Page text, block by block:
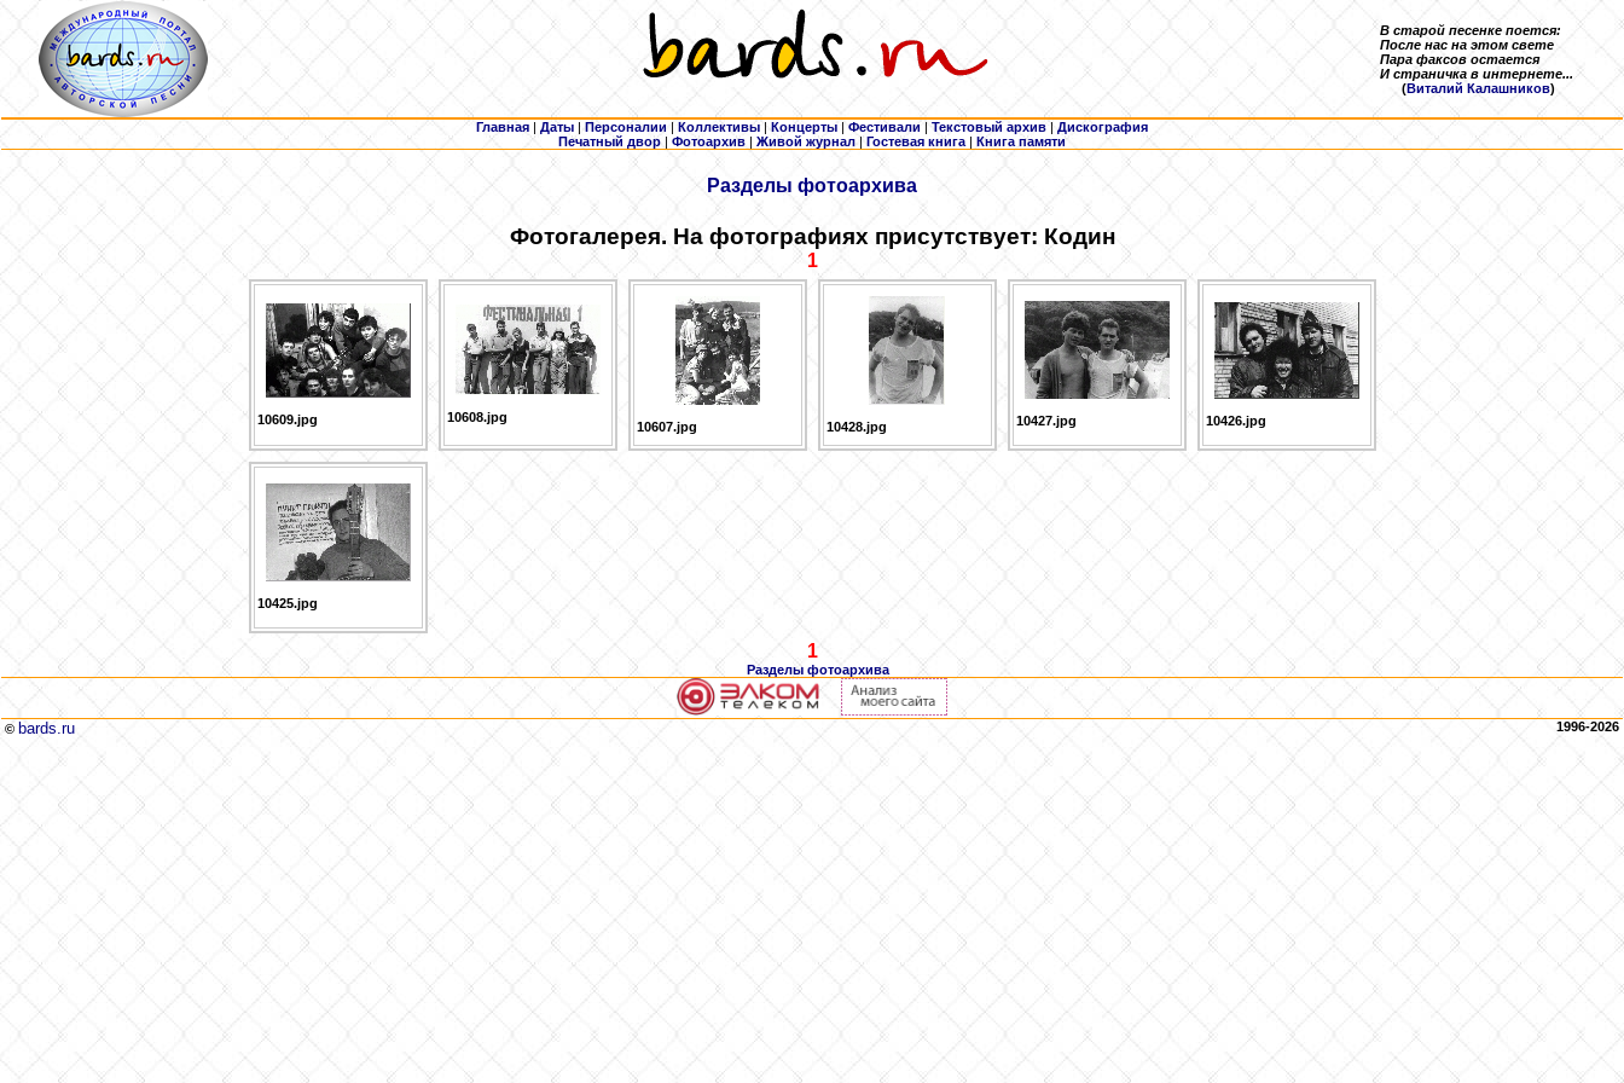
В старой песенке поется:
После нас на этом свете
Пара факсов остается
И страничка в интернете...
(Виталий Калашников)
Главная | Даты | Персоналии | Коллективы | Концерты | Фестивали | Текстовый архив | Дискография
Печатный двор | Фотоархив | Живой журнал |Гостевая книга | Книга памяти
Разделы фотоархива
Фотогалерея. На фотографиях присутствует: Кодин
1
10609.jpg 10608.jpg
10607.jpg 10428.jpg 10427.jpg 10426.jpg
10425.jpg
1
Разделы фотоархива
© bards.ru 1996-2026